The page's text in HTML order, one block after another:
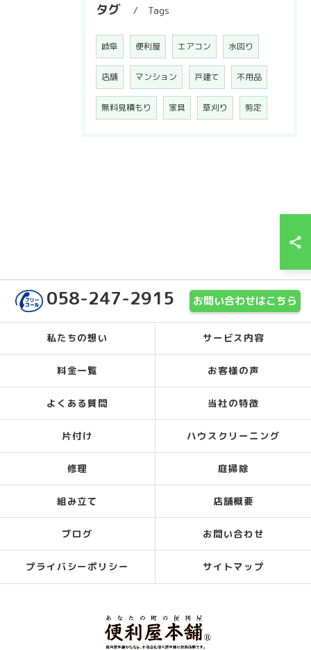
タグ Tags
岐阜 便利屋 エアコン 水回り
店舗 マンション 戸建て 不用品
無料見積もり 家具 草刈り 剪定
058-247-2915 お問い合わせはこちら
私たちの想い サービス内容
料金一覧 お客様の声
よくある質問 当社の特徴
片付け ハウスクリーニング
修理 庭掃除
組み立て 店舗概要
ブログ お問い合わせ
プライバシーポリシー サイトマップ